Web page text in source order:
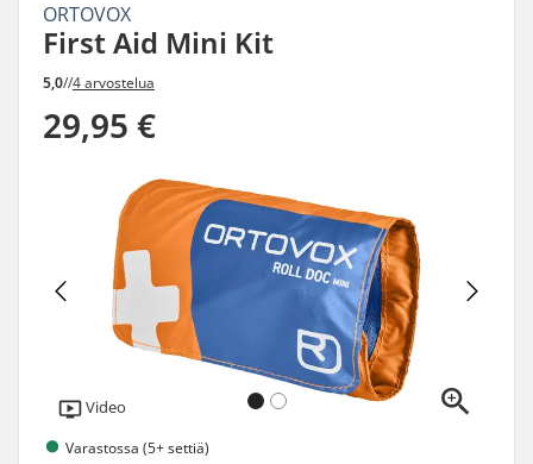
ORTOVOX
First Aid Mini Kit
5,0//4 arvostelua
29,95 €
Video
Varastossa (5+ settiä)